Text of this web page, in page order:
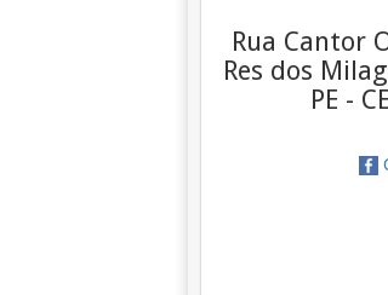
Rua Cantor
Res dos
PE -